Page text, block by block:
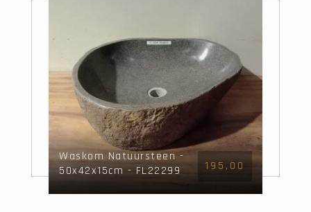
Waskom Natuursteen -
50x42x15cm - FL22299
195,00